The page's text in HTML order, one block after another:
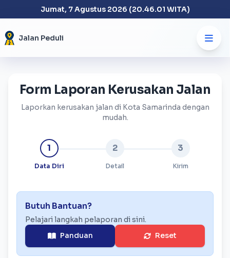
Jumat, 7 Agustus 2026 (20.46.01 WITA)
Jalan Peduli
Form Laporan Kerusakan Jalan
Laporkan kerusakan jalan di Kota Samarinda dengan
mudah.
1
Data Diri
2
Detail
3
Kirim
Butuh Bantuan?
Pelajari langkah pelaporan di sini.
Panduan
Reset